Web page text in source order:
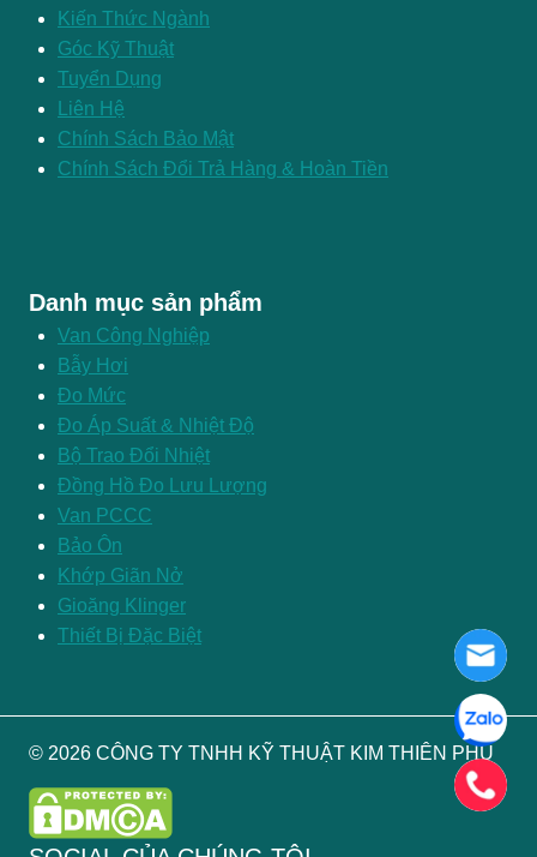
Kiến Thức Ngành
Góc Kỹ Thuật
Tuyển Dụng
Liên Hệ
Chính Sách Bảo Mật
Chính Sách Đổi Trả Hàng & Hoàn Tiền
Danh mục sản phẩm
Van Công Nghiệp
Bẫy Hơi
Đo Mức
Đo Áp Suất & Nhiệt Độ
Bộ Trao Đổi Nhiệt
Đồng Hồ Đo Lưu Lượng
Van PCCC
Bảo Ôn
Khớp Giãn Nở
Gioăng Klinger
Thiết Bị Đặc Biệt
© 2026 CÔNG TY TNHH KỸ THUẬT KIM THIÊN PHÚ